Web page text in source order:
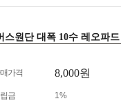
스원단 대폭 10수 레오파
가격 8,000원
금 1%